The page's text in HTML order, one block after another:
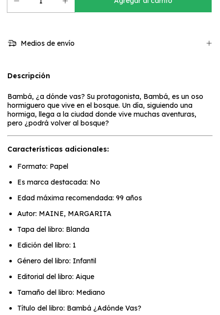
Medios de envío
Descripción
Bambá, ¿a dónde vas? Su protagonista, Bambá, es un oso
hormiguero que vive en el bosque. Un día, siguiendo una
hormiga, llega a la ciudad donde vive muchas aventuras,
pero ¿podrá volver al bosque?
Características adicionales:
Formato: Papel
Es marca destacada: No
Edad máxima recomendada: 99 años
Autor: MAINE, MARGARITA
Tapa del libro: Blanda
Edición del libro: 1
Género del libro: Infantil
Editorial del libro: Aique
Tamaño del libro: Mediano
Título del libro: Bambá ¿Adónde Vas?